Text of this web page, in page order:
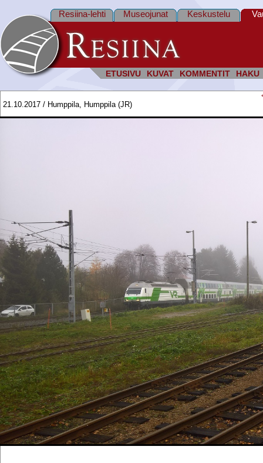
ETUSIVU KUVAT KOMMENTIT HAKU
Resiina-lehti Museojunat Keskustelu
21.10.2017 / Humppila, Humppila (JR)